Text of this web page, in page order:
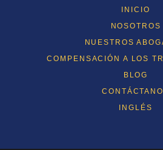
INICIO
NOSOTROS
NUESTROS
COMPENSACIÓN A LOS
BLOG
INGLÉS